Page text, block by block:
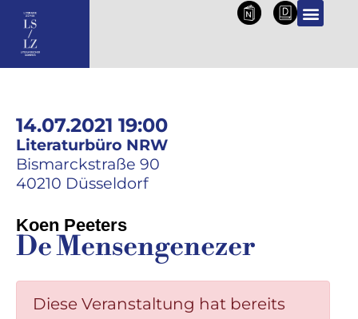
NL DE
14.07.2021 19:00
Literaturbüro NRW
Bismarckstraße 90
40210 Düsseldorf
Koen Peeters
De Mensengenezer
Diese Veranstaltung hat bereits